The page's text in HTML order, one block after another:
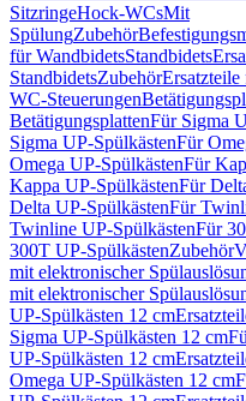
SitzringeHock-WCsMit
SpülungZubehör
für WandbidetsStandbidets
StandbidetsZubehör
WC-Steuerungen
BetätigungsplattenFür Sigma
Sigma UP-SpülkästenFür
Omega UP-SpülkästenFür
Kappa UP-SpülkästenFür
Delta UP-SpülkästenFür
Twinline UP-SpülkästenFür
300T UP-SpülkästenZubehör
mit elektronischer
mit elektronischer
UP-Spülkästen 12 cm
Sigma UP-Spülkästen 12 cm
UP-Spülkästen 12 cm
Omega UP-Spülkästen 12 cm